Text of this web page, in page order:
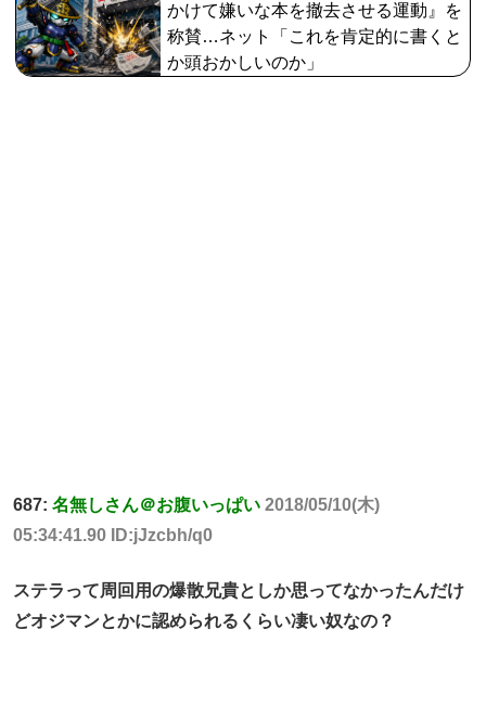
かけて嫌いな本を撤去させる運動』を
称賛…ネット「これを肯定的に書くと
か頭おかしいのか」
687: 名無しさん＠お腹いっぱい 2018/05/10(木)
05:34:41.90 ID:jJzcbh/q0
ステラって周回用の爆散兄貴としか思ってなかったんだけ
どオジマンとかに認められるくらい凄い奴なの？